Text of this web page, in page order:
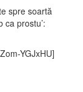
spre soartă
prostu’:
YGJxHU]